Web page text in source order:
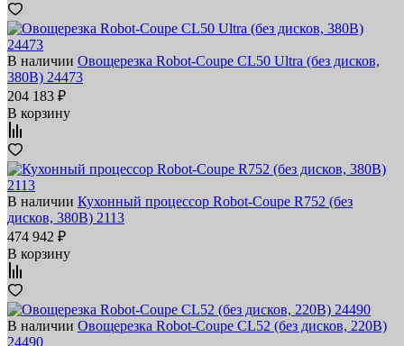
В наличии Овощерезка Robot-Coupe CL50 Ultra (без дисков,
380В) 24473
204 183 ₽
В корзину
В наличии Кухонный процессор Robot-Coupe R752 (без
дисков, 380В) 2113
474 942 ₽
В корзину
В наличии Овощерезка Robot-Coupe CL52 (без дисков, 220В)
24490